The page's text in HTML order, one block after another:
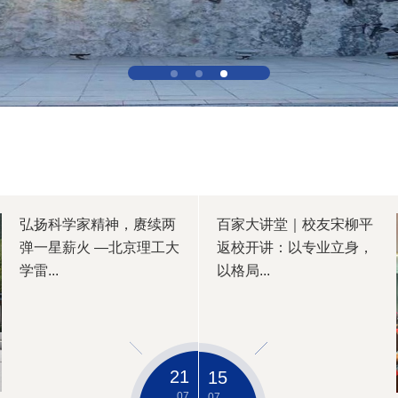
弘扬科学家精神，赓续两
弹一星薪火 —北京理工大
学雷...
21
百家大讲堂｜校友宋柳平
返校开讲：以专业立身，
以格局...
15